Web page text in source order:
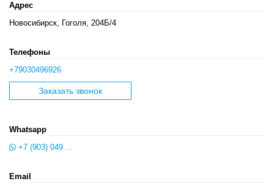
Адрес
Новосибирск, Гоголя, 204Б/4
Телефоны
+79030496926
Заказать звонок
Whatsapp
+7 (903) 049 ...
Email